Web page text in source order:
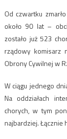
Od czwartku
około 90 lat –
zostało już 523
rządowy komisarz
Obrony Cywilnej w
W ciągu jednego
Na oddziałach
chorych, w tym
najbardziej. Łącznie